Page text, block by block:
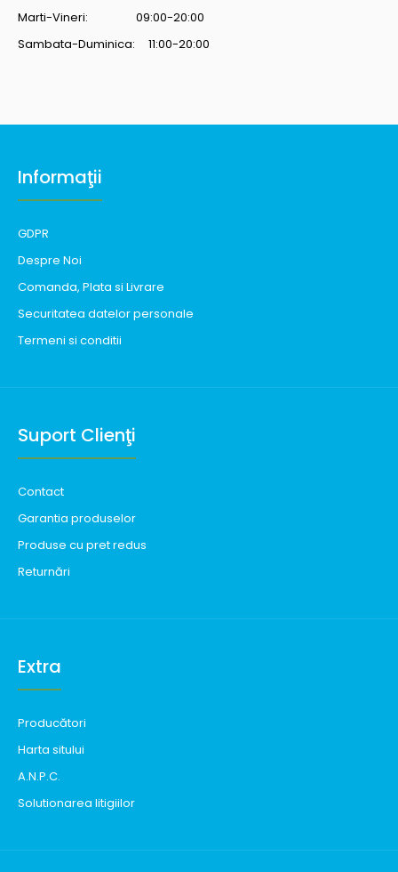
Marti-Vineri: 09:00-20:00
Sambata-Duminica: 11:00-20:00
Informaţii
GDPR
Despre Noi
Comanda, Plata si Livrare
Securitatea datelor personale
Termeni si conditii
Suport Clienţi
Contact
Garantia produselor
Produse cu pret redus
Returnări
Extra
Producători
Harta sitului
A.N.P.C.
Solutionarea litigiilor